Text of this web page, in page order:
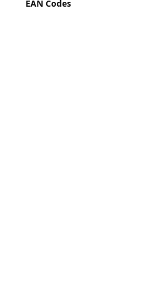
EAN Codes